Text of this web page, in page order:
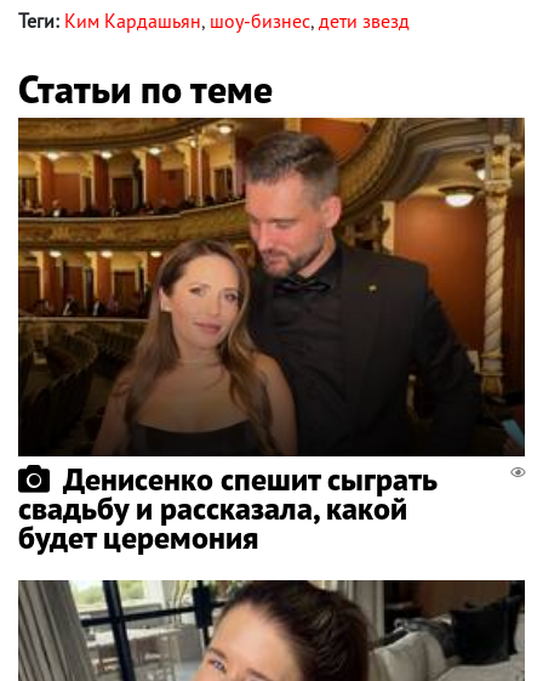
Теги: Ким Кардашьян, шоу-бизнес, дети звезд
Статьи по теме
Денисенко спешит сыграть
свадьбу и рассказала, какой
будет церемония